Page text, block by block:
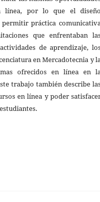
línea, por lo que el diseño
práctica
que enfrentaban
de aprendizaje,
en Mercadotecnia y
ofrecidos en línea en
trabajo también describe
en línea y poder